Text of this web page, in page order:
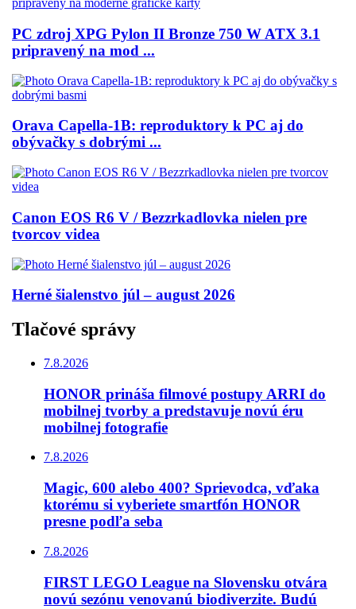
PC zdroj XPG Pylon II Bronze 750 W ATX 3.1
pripravený na mod ...
Orava Capella-1B: reproduktory k PC aj do
obývačky s dobrými ...
Canon EOS R6 V / Bezzrkadlovka nielen pre
tvorcov videa
Herné šialenstvo júl – august 2026
Tlačové správy
7.8.2026
HONOR prináša filmové postupy ARRI do
mobilnej tvorby a predstavuje novú éru
mobilnej fotografie
7.8.2026
Magic, 600 alebo 400? Sprievodca, vďaka
ktorému si vyberiete smartfón HONOR
presne podľa seba
7.8.2026
FIRST LEGO League na Slovensku otvára
novú sezónu venovanú biodiverzite. Budú